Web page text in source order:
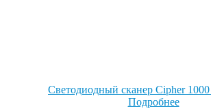
Светодиодный сканер Cipher 1000
Подробнее